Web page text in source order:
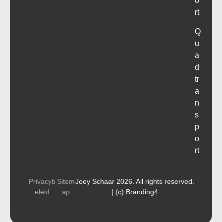
rt
Q
u
a
d
tr
a
n
s
p
o
rt
Joey Schaar 2026. All rights reserved.
| (c) Branding4
Privacyb
eleid
Sitem
ap